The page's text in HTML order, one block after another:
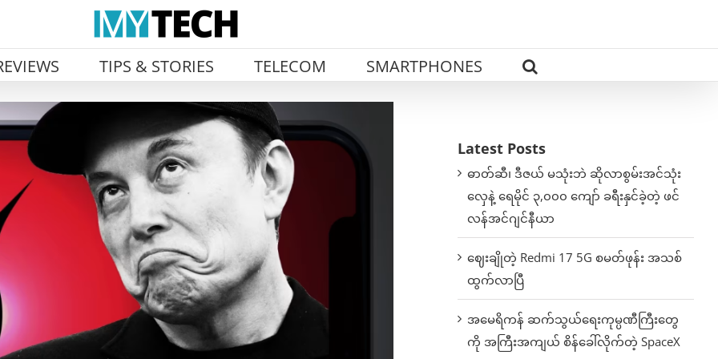
TIPS & STORIES TELECOM SMARTPHONES
Latest Posts
ဓာတ်ဆီ၊ ဒီဇယ် မသုံးဘဲ ဆိုလာစွမ်းအင်သုံး
လှေနဲ့ ရေမိုင် ၃,၀၀၀ ကျော် ခရီးနှင်ခဲ့တဲ့ ဖင်
လန်အင်ဂျင်နီယာ
ဈေးချိုတဲ့ Redmi 17 5G စမတ်ဖုန်း အသစ်
ထွက်လာပြီ
အမေရိကန် ဆက်သွယ်ရေးကုမ္ပဏီကြီးတွေ
ကို အကြီးအကျယ် စိန်ခေါ်လိုက်တဲ့ SpaceX